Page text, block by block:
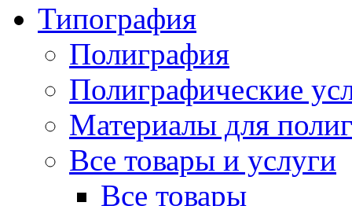
Типография
Полиграфия
Полиграфические
Материалы для
Все товары и услуги
Все товары